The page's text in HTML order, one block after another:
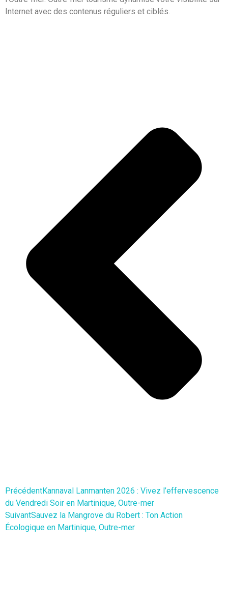
Internet avec des contenus réguliers et ciblés.
PrécédentKannaval Lanmanten 2026 : Vivez l’effervescence
du Vendredi Soir en Martinique, Outre-mer
SuivantSauvez la Mangrove du Robert : Ton Action
Écologique en Martinique, Outre-mer